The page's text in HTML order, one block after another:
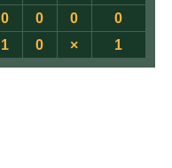
0 0 0
0
1 0 × 1